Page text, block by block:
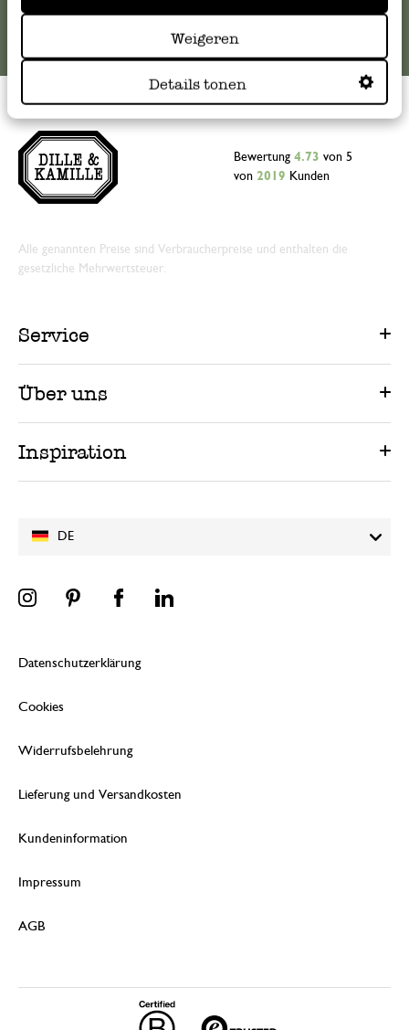
Weigeren
Details tonen
DE
Bewertung 4.73 von 5
von 2019 Kunden
Alle genannten Preise sind Verbraucherpreise und enthalten die
gesetzliche Mehrwertsteuer.
Service
Über uns
Inspiration
Datenschutzerklärung
Cookies
Widerrufsbelehrung
Lieferung und Versandkosten
Kundeninformation
Impressum
AGB